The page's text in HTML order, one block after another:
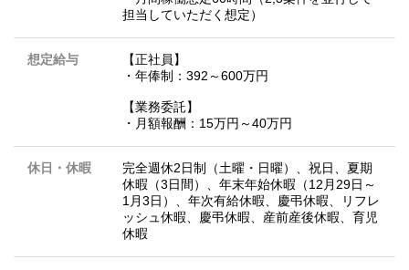
担当していただく想定）
想定給与
【正社員】
・年俸制：392～600万円
【業務委託】
・月額報酬：15万円～40万円
休日・休暇
完全週休2日制（土曜・日曜）、祝日、夏期
休暇（3日間）、年末年始休暇（12月29日～
1月3日）、年次有給休暇、慶弔休暇、リフレ
ッシュ休暇、慶弔休暇、産前産後休暇、育児
休暇